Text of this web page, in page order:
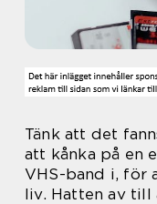
Tänk att det
att kånka på en
VHS-band i, för
liv. Hatten av till